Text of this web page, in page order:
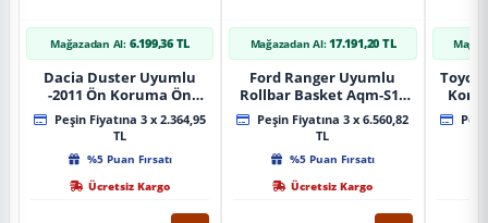
Mağazadan Al: 6.199,36 TL
Dacia Duster Uyumlu
-2011 Ön Koruma Ön
Tekli Koruma
Peşin Fiyatına 3 x 2.364,95
TL
%5 Puan Fırsatı
Ücretsiz Kargo
Mağazadan Al: 17.191,20 TL
Ford Ranger Uyumlu
Rollbar Basket Aqm-S10
2015+ Uyumlu
Peşin Fiyatına 3 x 6.560,82
TL
%5 Puan Fırsatı
Ücretsiz Kargo